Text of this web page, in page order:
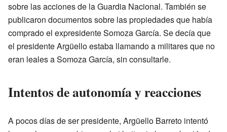
sobre las acciones de la Guardia Nacional. También se
publicaron documentos sobre las propiedades que había
comprado el expresidente Somoza García. Se decía que
el presidente Argüello estaba llamando a militares que no
eran leales a Somoza García, sin consultarle.
Intentos de autonomía y reacciones
A pocos días de ser presidente, Argüello Barreto intentó